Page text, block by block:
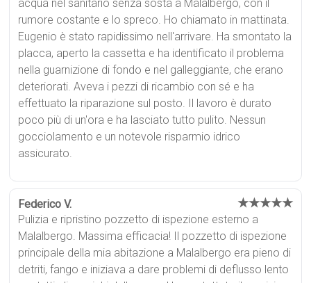
acqua nel sanitario senza sosta a Malalbergo, con il
rumore costante e lo spreco. Ho chiamato in mattinata.
Eugenio è stato rapidissimo nell'arrivare. Ha smontato la
placca, aperto la cassetta e ha identificato il problema
nella guarnizione di fondo e nel galleggiante, che erano
deteriorati. Aveva i pezzi di ricambio con sé e ha
effettuato la riparazione sul posto. Il lavoro è durato
poco più di un'ora e ha lasciato tutto pulito. Nessun
gocciolamento e un notevole risparmio idrico
assicurato.
Federico V. ★★★★★
Pulizia e ripristino pozzetto di ispezione esterno a
Malalbergo. Massima efficacia! Il pozzetto di ispezione
principale della mia abitazione a Malalbergo era pieno di
detriti, fango e iniziava a dare problemi di deflusso lento